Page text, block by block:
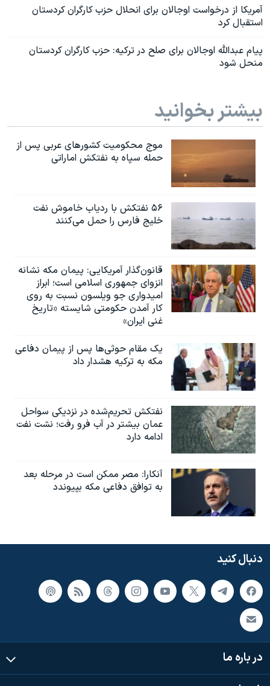
آمریکا از درخواست اوجالان برای انحلال حزب‌ کارگران کردستان
استقبال کرد
پیام عبدالله اوجالان برای صلح در ترکیه: حزب کارگران کردستان
منحل شود
بیشتر بخوانید
موج محکومیت کشورهای عربی پس از
حمله سپاه به نفتکش اماراتی
۵۶ نفتکش با ردیاب خاموش نفت
خلیج فارس را حمل می‌کنند
قانون‌گذار آمریکایی: پیمان مکه نشانه
انزوای جمهوری اسلامی است؛ ابراز
امیدواری جو ویلسون نسبت به روی
کار آمدن حکومتی شایسته «تاریخ
غنی ایران»
یک مقام حوثی‌ها پس از پیمان دفاعی
مکه به ترکیه هشدار داد
نفتکش تحریم‌شده در نزدیکی سواحل
عمان بیشتر در آب فرو رفت؛ نشت نفت
ادامه دارد
آنکارا: مصر ممکن است در مرحله بعد
به توافق دفاعی مکه بپیوندد
دنبال کنید
در باره ما